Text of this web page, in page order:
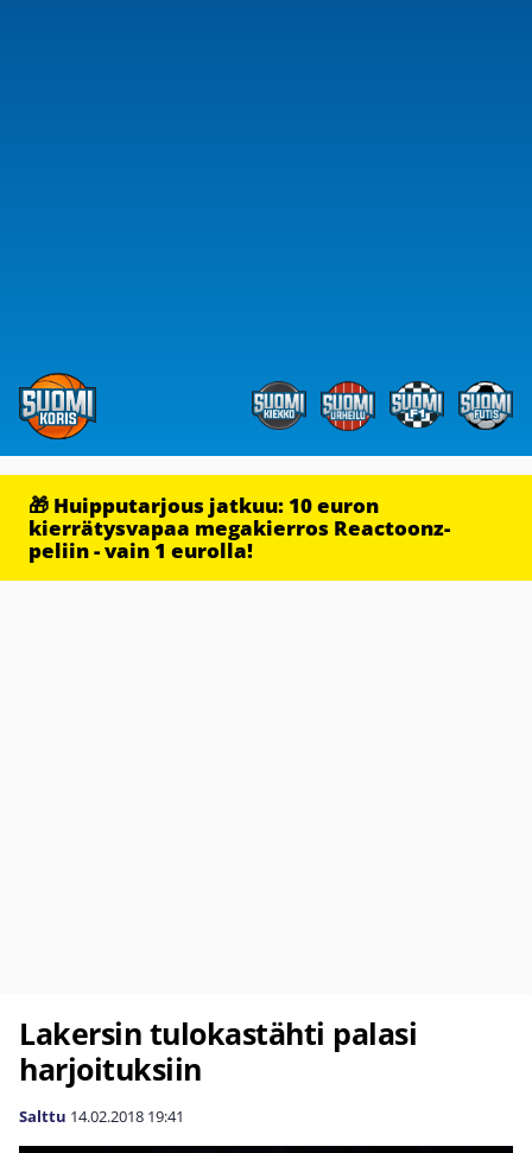
🎁 Huipputarjous jatkuu: 10 euron
kierrätysvapaa megakierros Reactoonz-
peliin - vain 1 eurolla!
Lakersin tulokastähti palasi
harjoituksiin
Salttu 14.02.2018 19:41